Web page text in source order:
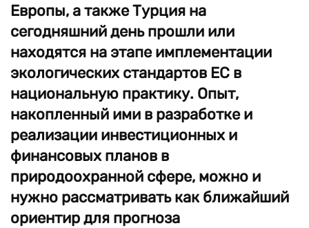
Европы, а также Турция на
сегодняшний день прошли или
находятся на этапе имплементации
экологических стандартов ЕС в
национальную практику. Опыт,
накопленный ими в разработке и
реализации инвестиционных и
финансовых планов в
природоохранной сфере, можно и
нужно рассматривать как ближайший
ориентир для прогноза